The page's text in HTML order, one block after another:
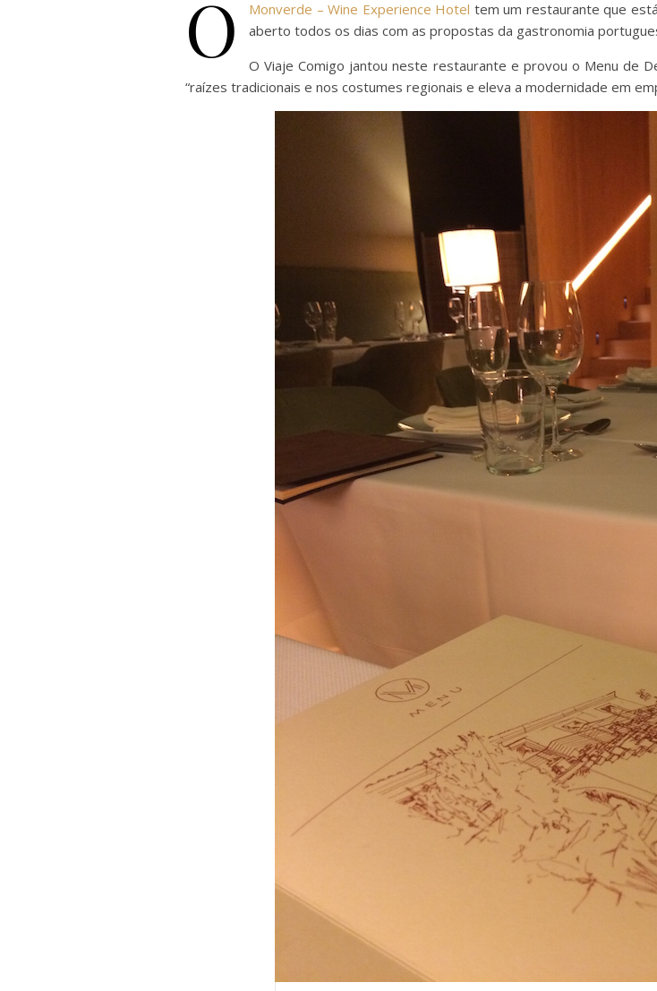
O Monverde – Wine Experience Hotel tem um restaurante que
aberto todos os dias com as propostas da gastronomia
O Viaje Comigo jantou neste restaurante e provou o Menu de
“raízes tradicionais e nos costumes regionais e eleva a modernidade em